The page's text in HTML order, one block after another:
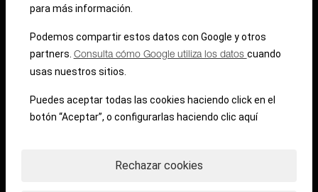
estrategiasque están transformando el
Conecta con líderes y marcas clave.
revolucionando el sector.
Inspírate con ponencias de alto
Viktor Küppers o Elsa Punset
para más información.
Podemos compartir estos datos con Google y otros
partners. Consulta cómo Google utiliza los datos cuando
usas nuestros sitios.
Puedes aceptar todas las cookies haciendo click en el
botón “Aceptar”, o configurarlas haciendo clic aquí­
Rechazar cookies